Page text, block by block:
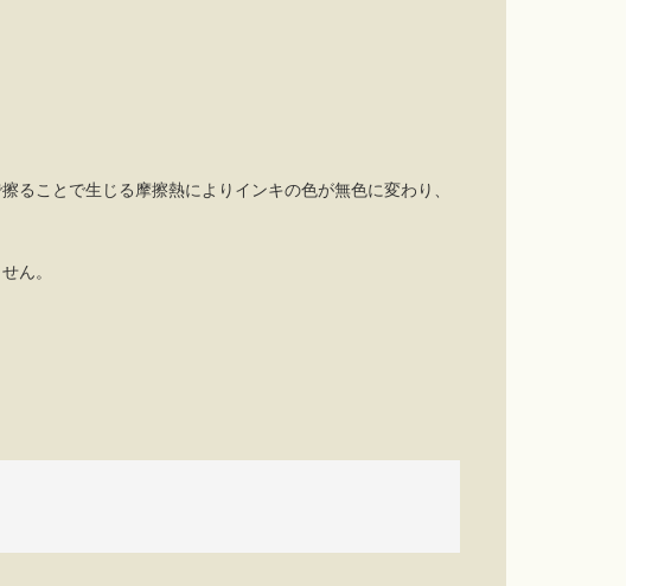
ることで生じる摩擦熱によりインキの色が無色に変わり、
ん。